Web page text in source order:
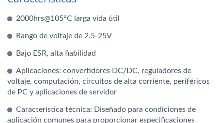
2000hrs@105°C larga vida útil
Rango de voltaje de 2.5-25V
Bajo ESR, alta fiabilidad
Aplicaciones: convertidores DC/DC, reguladores de
voltaje, computación, circuitos de alta corriente, periféricos
de PC y aplicaciones de servidor
Característica técnica: Diseñado para condiciones de
aplicación comunes para proporcionar especificaciones